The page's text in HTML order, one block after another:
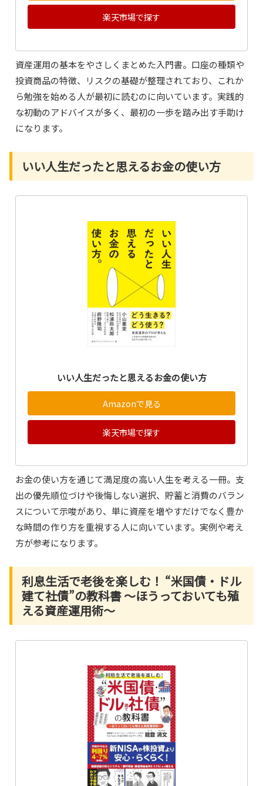
楽天市場で探す
資産運用の基本をやさしくまとめた入門書。口座の種類や
投資商品の特徴、リスクの基礎が整理されており、これか
ら勉強を始める人が最初に読むのに向いています。実践的
な初動のアドバイスが多く、最初の一歩を踏み出す手助け
になります。
いい人生だったと思えるお金の使い方
いい人生だったと思えるお金の使い方
Amazonで見る
楽天市場で探す
お金の使い方を通じて満足度の高い人生を考える一冊。支
出の優先順位づけや後悔しない選択、貯蓄と消費のバラン
スについて示唆があり、単に資産を増やすだけでなく豊か
な時間の作り方を重視する人に向いています。実例や考え
方が参考になります。
利息生活で老後を楽しむ！ “米国債・ドル
建て社債”の教科書 ～ほうっておいても殖
える資産運用術～